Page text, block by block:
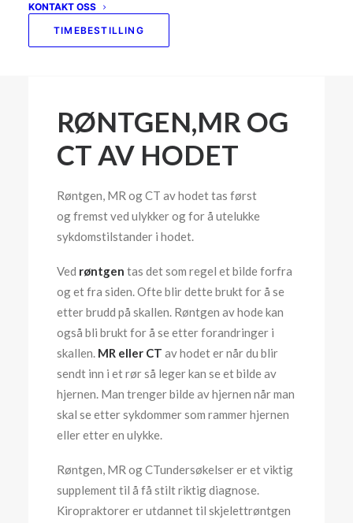
KONTAKT OSS
TIMEBESTILLING
IDRETTSKADER
RØNTGEN,MR OG
CT AV HODET
Røntgen, MR og CT av hodet tas først
og fremst ved ulykker og for å utelukke
sykdomstilstander i hodet.
Ved røntgen tas det som regel et bilde forfra
og et fra siden. Ofte blir dette brukt for å se
etter brudd på skallen. Røntgen av hode kan
også bli brukt for å se etter forandringer i
skallen. MR eller CT av hodet er når du blir
sendt inn i et rør så leger kan se et bilde av
hjernen. Man trenger bilde av hjernen når man
skal se etter sykdommer som rammer hjernen
eller etter en ulykke.
Røntgen, MR og CTundersøkelser er et viktig
supplement til å få stilt riktig diagnose.
Kiropraktorer er utdannet til skjelettrøntgen